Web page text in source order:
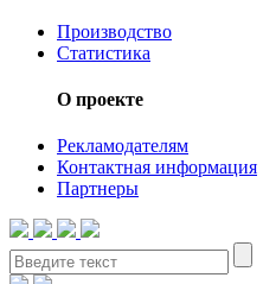
Производство
Статистика
О проекте
Рекламодателям
Контактная информация
Партнеры